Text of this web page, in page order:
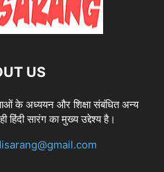
US
के अध्ययन और शिक्षा संबंधित अन्य
हिंदी सारंग का मुख्य उद्देश्य है।